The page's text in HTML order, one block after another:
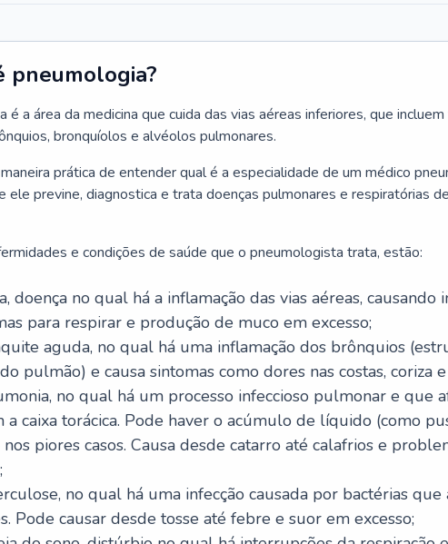
pneumologia?
é a área da medicina que cuida das vias aéreas inferiores, que incluem
bronquíolos e alvéolos pulmonares.
prática de entender qual é a especialidade de um médico
ele previne, diagnostica e trata doenças pulmonares e respiratórias
e condições de saúde que o pneumologista trata, estão:
doença no qual há a inflamação das vias aéreas, causando
para respirar e produção de muco em excesso;
aguda, no qual há uma inflamação dos brônquios
pulmão) e causa sintomas como dores nas costas, coriza
no qual há um processo infeccioso pulmonar e que
a caixa torácica. Pode haver o acúmulo de líquido (como
piores casos. Causa desde catarro até calafrios e
no qual há uma infecção causada por bactérias que
Pode causar desde tosse até febre e suor em excesso;